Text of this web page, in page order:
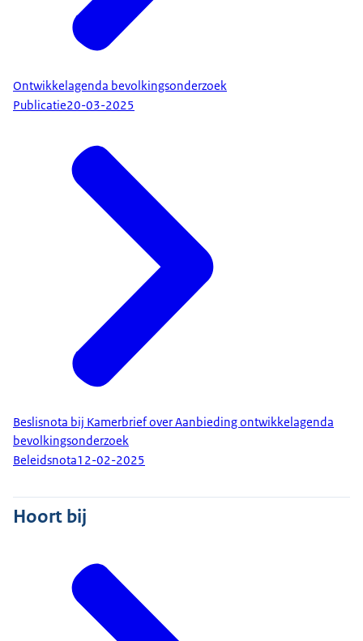
Ontwikkelagenda bevolkingsonderzoek
Publicatie20-03-2025
Beslisnota bij Kamerbrief over Aanbieding ontwikkelagenda
bevolkingsonderzoek
Beleidsnota12-02-2025
Hoort bij